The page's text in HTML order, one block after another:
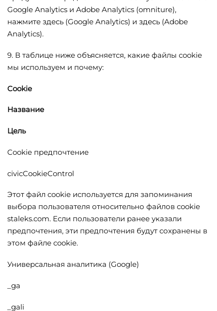
Google Analytics и Adobe Analytics (omniture),
нажмите здесь (Google Analytics) и здесь (Adobe
Analytics).
9. В таблице ниже объясняется, какие файлы cookie
мы используем и почему:
Cookie
Название
Цель
Cookie предпочтение
civicCookieControl
Этот файл cookie используется для запоминания
выбора пользователя относительно файлов cookie
staleks.com. Если пользователи ранее указали
предпочтения, эти предпочтения будут сохранены в
этом файле cookie.
Универсальная аналитика (Google)
_ga
_gali